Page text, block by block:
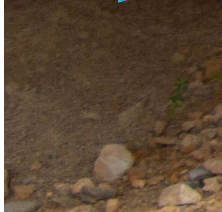
SIED 70 - Territoire d'énergie du département de la Haute-Saône
©2026